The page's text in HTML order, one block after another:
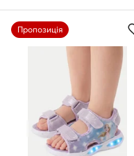
Пропозиція